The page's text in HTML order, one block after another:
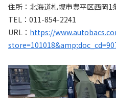
住所：北海道札幌市豊平区西岡1
TEL：011-854-2241
URL： https://